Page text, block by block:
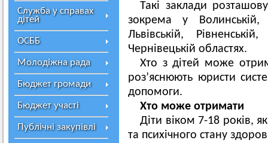
Служба у справах
дітей
ОСББ
Молодіжна рада
Бюджет громади
Бюджет участі
Публічні закупівлі
Такі заклади
зокрема у Волинській,
Львівській,
Чернівецькій областях.
Хто з дітей може
роз’яснюють юристи
допомоги.
Хто може отримати
Діти віком 7-18 років,
та психічного стану